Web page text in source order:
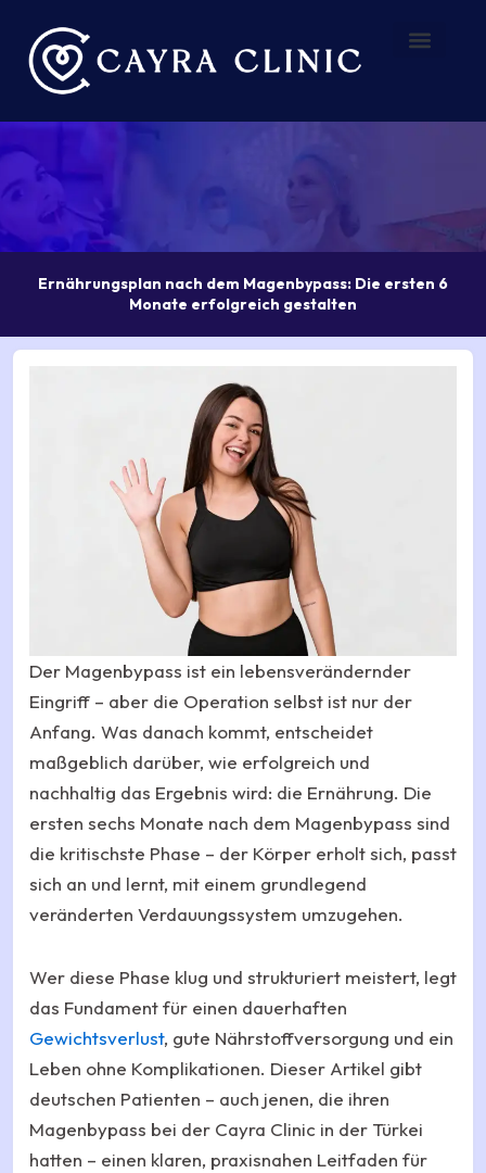
Inhalt
springen
Ernährungsplan nach dem Magenbypass: Die ersten 6
Monate erfolgreich gestalten
Der Magenbypass ist ein lebensverändernder
Eingriff – aber die Operation selbst ist nur der
Anfang. Was danach kommt, entscheidet
maßgeblich darüber, wie erfolgreich und
nachhaltig das Ergebnis wird: die Ernährung. Die
ersten sechs Monate nach dem Magenbypass sind
die kritischste Phase – der Körper erholt sich, passt
sich an und lernt, mit einem grundlegend
veränderten Verdauungssystem umzugehen.
Wer diese Phase klug und strukturiert meistert, legt
das Fundament für einen dauerhaften
Gewichtsverlust, gute Nährstoffversorgung und ein
Leben ohne Komplikationen. Dieser Artikel gibt
deutschen Patienten – auch jenen, die ihren
Magenbypass bei der Cayra Clinic in der Türkei
hatten – einen klaren, praxisnahen Leitfaden für